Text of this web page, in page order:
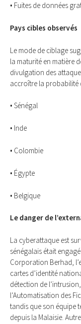
• Fuites de données
Pays cibles observés
Le mode de ciblage
la maturité en matière
divulgation des
accroître la probabilité
• Sénégal
• Inde
• Colombie
• Égypte
• Belgique
Le danger de
La cyberattaque est
sénégalais était
Corporation Berhad,
cartes d’identité
détection de
l’Automatisation des
tandis que son équipe
depuis la Malaisie.